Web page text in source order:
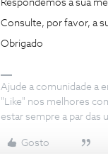
Respondemos à sua
Consulte, por favor, a
Obrigado
Ajude a comunidade a
"Like" nos melhores
estar sempre a par das
Gosto